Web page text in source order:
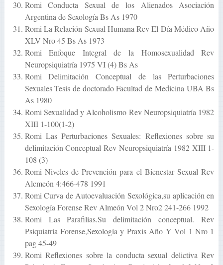
Romi Conducta Sexual de los Alienados Asociación
Argentina de Sexología Bs As 1970
Romi La Relación Sexual Humana Rev El Día Médico Año
XLV Nro 45 Bs As 1973
Romi Enfoque Integral de la Homosexualidad Rev
Neuropsiquiatría 1975 VI (4) Bs As
Romi Delimitación Conceptual de las Perturbaciones
Sexuales Tesis de doctorado Facultad de Medicina UBA Bs
As 1980
Romi Sexualidad y Alcoholismo Rev Neuropsiquiatría 1982
XIII 1-100(1-2)
Romi Las Perturbaciones Sexuales: Reflexiones sobre su
delimitación Conceptual Rev Neuropsiquiatría 1982 XIII 1-
108 (3)
Romi Niveles de Prevención para el Bienestar Sexual Rev
Alcmeón 4:466-478 1991
Romi Curva de Autoevaluación Sexológica,su aplicación en
Sexología Forense Rev Almeón Vol 2 Nro2 241-266 1992
Romi Las Parafilias.Su delimitación conceptual. Rev
Psiquiatría Forense,Sexología y Praxis Año Y Vol 1 Nro 1
pag 45-49
Romi Reflexiones sobre la conducta sexual delictiva Rev